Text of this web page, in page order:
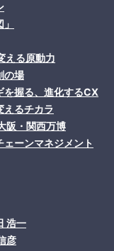
える原動力
の場
を握る、進化するCX
えるチカラ
阪・関西万博
ーンマネジメント
浩一
彦